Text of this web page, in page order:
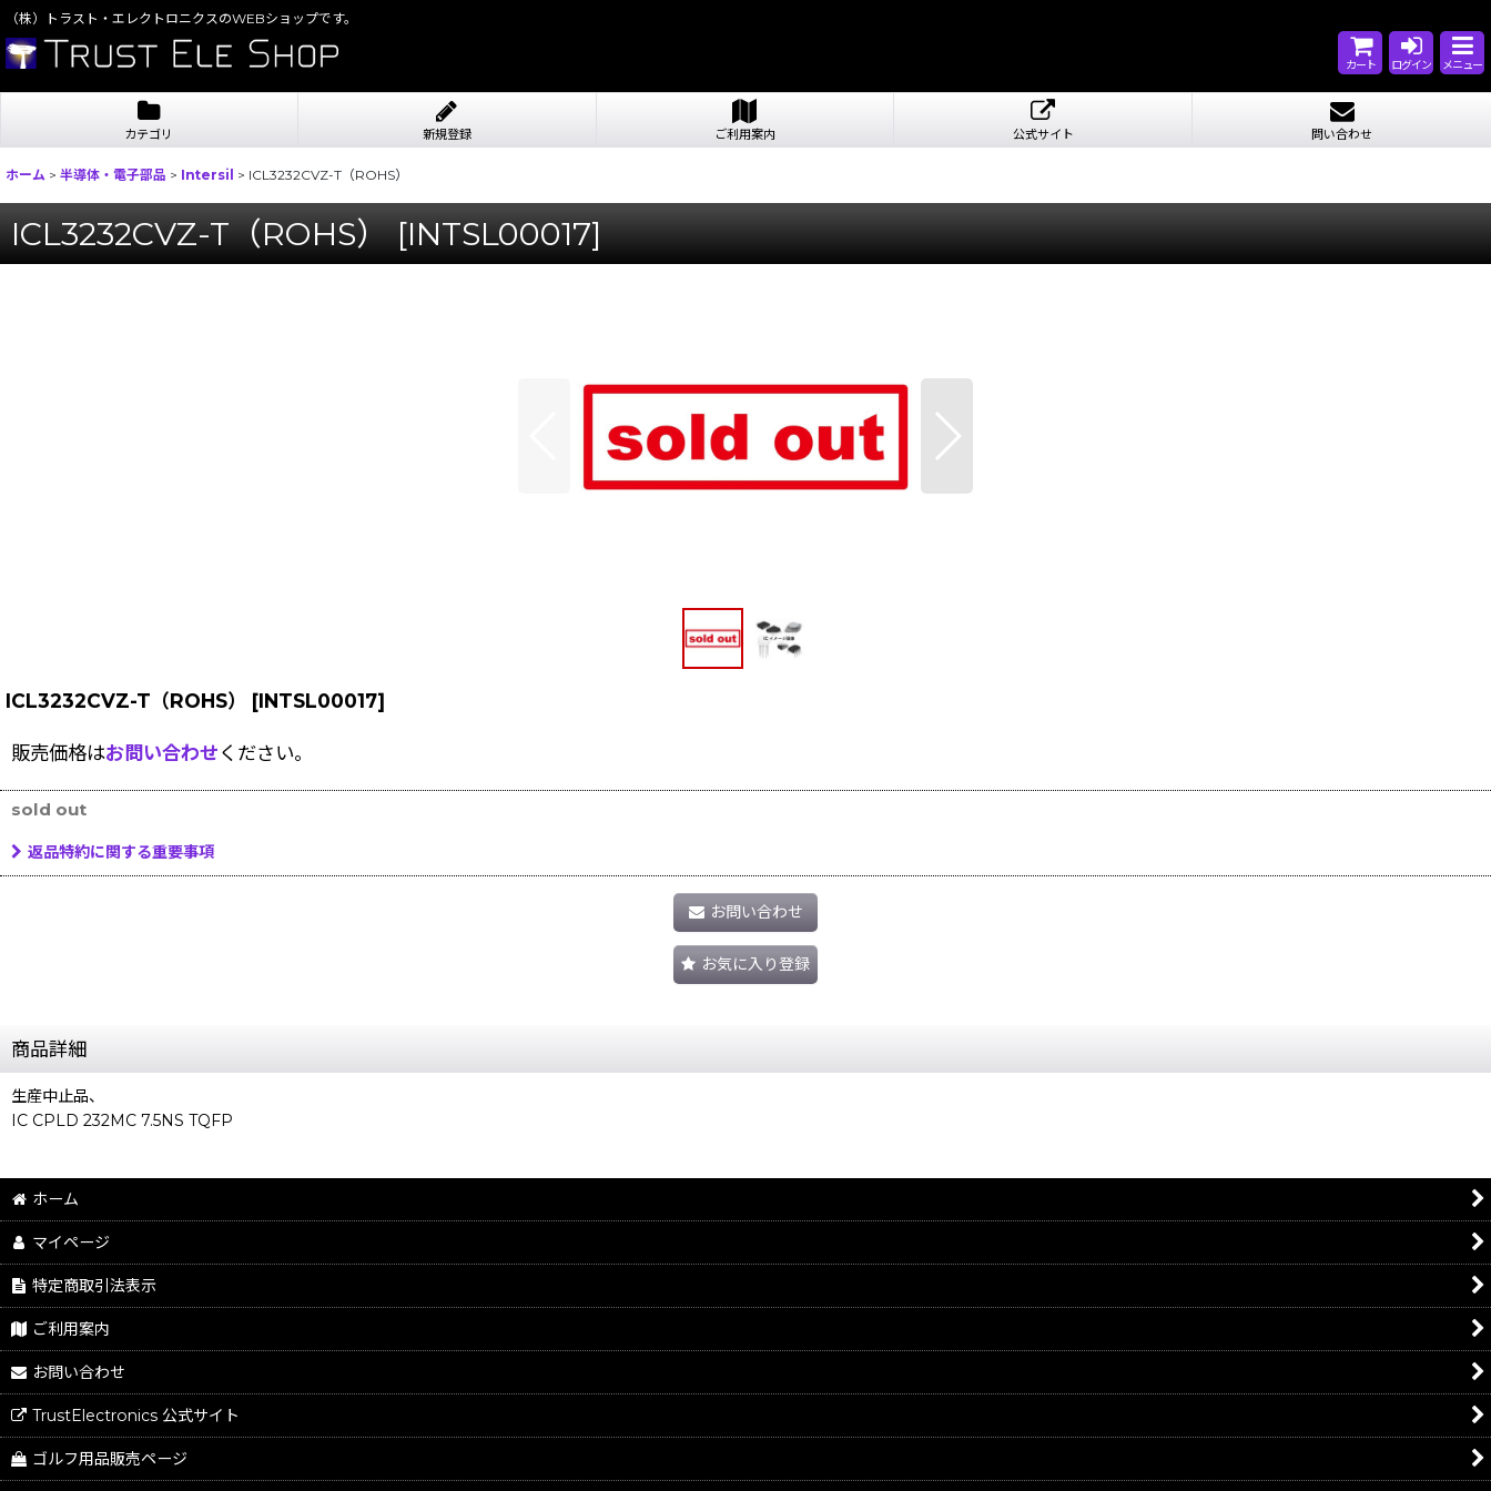
（株）トラスト・エレクトロニクスのWEBショップです。
カート ログイン メニュー
カテゴリ 新規登録 ご利用案内 公式サイト 問い合わせ
ホーム > 半導体・電子部品 > Intersil > ICL3232CVZ-T（ROHS）
ICL3232CVZ-T（ROHS） [INTSL00017]
ICL3232CVZ-T（ROHS） [INTSL00017]
販売価格はお問い合わせください。
sold out
返品特約に関する重要事項
お問い合わせ
お気に入り登録
商品詳細
生産中止品、
IC CPLD 232MC 7.5NS TQFP
ホーム
マイページ
特定商取引法表示
ご利用案内
お問い合わせ
TrustElectronics 公式サイト
ゴルフ用品販売ページ